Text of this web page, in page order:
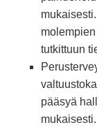
tutkittuun
pääsyä
mukaisesti.